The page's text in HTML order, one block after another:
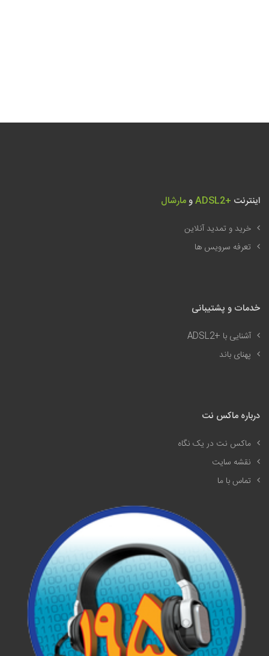
اینترنت ADSL2+و مارشال
خرید و تمدید آنلاین
تعرفه سرویس ها
خدمات و پشتیبانی
آشنایی با ADSL2+
پهنای باند
درباره ماکس نت
ماکس نت در یک نگاه
نقشه سایت
تماس با ما